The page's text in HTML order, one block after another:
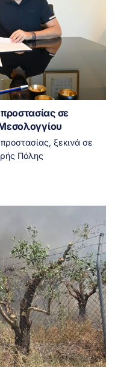
σε
ξεκινά σε
Πόλης